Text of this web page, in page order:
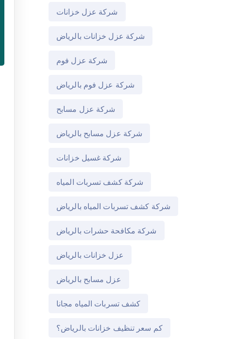
شركة عزل خزانات
شركة عزل خزانات بالرياض
شركة عزل فوم
شركة عزل فوم بالرياض
شركة عزل مسابح
شركة عزل مسابح بالرياض
شركة غسيل خزانات
شركة كشف تسربات المياه
شركة كشف تسربات المياه بالرياض
شركة مكافحة حشرات بالرياض
عزل خزانات بالرياض
عزل مسابح بالرياض
كشف تسربات المياه مجانا
كم سعر تنظيف خزانات بالرياض؟